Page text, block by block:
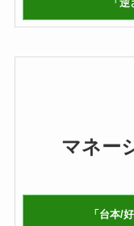
「逆
マネー
「台本/